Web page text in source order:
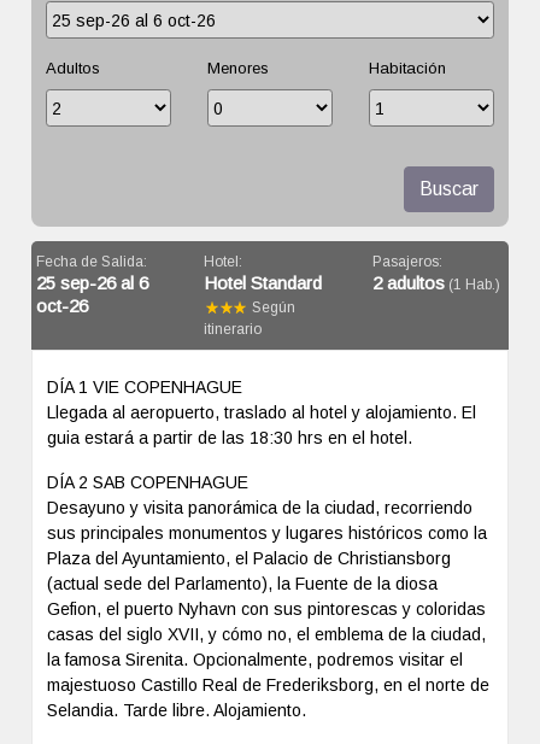
Adultos Menores Habitación
Buscar
Fecha de Salida:
25 sep-26 al 6
oct-26
Hotel:
Hotel Standard
Según
itinerario
Pasajeros:
2 adultos(1 Hab.)
DÍA 1 VIE COPENHAGUE
Llegada al aeropuerto, traslado al hotel y alojamiento. El
guia estará a partir de las 18:30 hrs en el hotel.
DÍA 2 SAB COPENHAGUE
Desayuno y visita panorámica de la ciudad, recorriendo
sus principales monumentos y lugares históricos como la
Plaza del Ayuntamiento, el Palacio de Christiansborg
(actual sede del Parlamento), la Fuente de la diosa
Gefion, el puerto Nyhavn con sus pintorescas y coloridas
casas del siglo XVII, y cómo no, el emblema de la ciudad,
la famosa Sirenita. Opcionalmente, podremos visitar el
majestuoso Castillo Real de Frederiksborg, en el norte de
Selandia. Tarde libre. Alojamiento.